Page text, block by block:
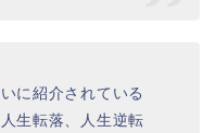
に紹介されている
生転落、人生逆転